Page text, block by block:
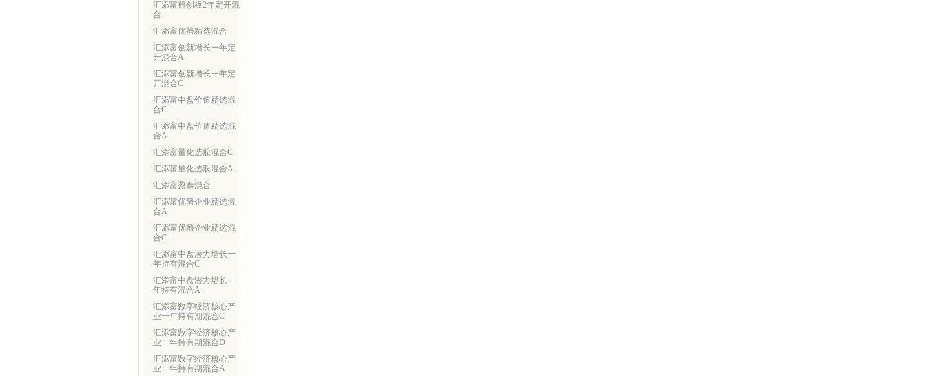
汇添富科创板2年定开混
合
汇添富优势精选混合
汇添富创新增长一年定
开混合A
汇添富创新增长一年定
开混合C
汇添富中盘价值精选混
合C
汇添富中盘价值精选混
合A
汇添富量化选股混合C
汇添富量化选股混合A
汇添富盈泰混合
汇添富优势企业精选混
合A
汇添富优势企业精选混
合C
汇添富中盘潜力增长一
年持有混合C
汇添富中盘潜力增长一
年持有混合A
汇添富数字经济核心产
业一年持有期混合C
汇添富数字经济核心产
业一年持有期混合D
汇添富数字经济核心产
业一年持有期混合A